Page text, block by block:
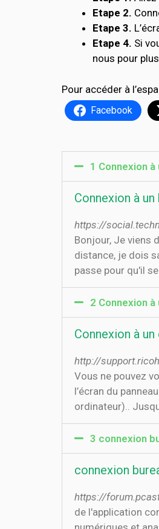
Etape 2.
Etape 3.
Etape 4. Si
nous pour
Pour accéder à
Facebook
1 Connexion
Connexion à
https://
Bonjour, Je viens
distance, je dois
passe pour qu'il
2 Connexion
Connexion à
http://
Vous ne pouvez
l’écran du
ordinateur)..
3 connexion
connexion
https://
de l'application